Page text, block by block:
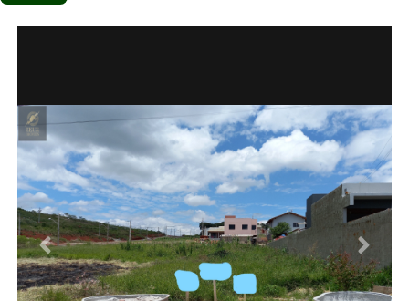
Anterior